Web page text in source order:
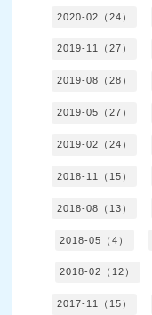
2020-02（24）
2019-11（27）
2019-08（28）
2019-05（27）
2019-02（24）
2018-11（15）
2018-08（13）
2018-05（4）
2018-02（12）
2017-11（15）